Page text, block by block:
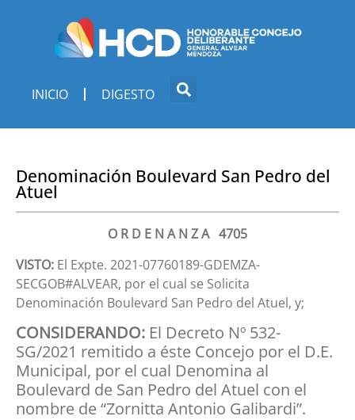
INICIO DIGESTO
Denominación Boulevard San Pedro del
Atuel
O R D E N A N Z A 4705
VISTO: El Expte. 2021-07760189-GDEMZA-
SECGOB#ALVEAR, por el cual se Solicita
Denominación Boulevard San Pedro del Atuel, y;
CONSIDERANDO: El Decreto Nº 532-
SG/2021 remitido a éste Concejo por el D.E.
Municipal, por el cual Denomina al
Boulevard de San Pedro del Atuel con el
nombre de “Zornitta Antonio Galibardi”.